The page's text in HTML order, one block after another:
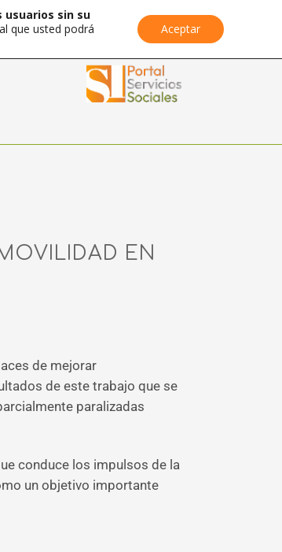
EN
de mejorar
de este trabajo que se
paralizadas
conduce los impulsos de la
un objetivo importante
sin su
que usted podrá
Aceptar